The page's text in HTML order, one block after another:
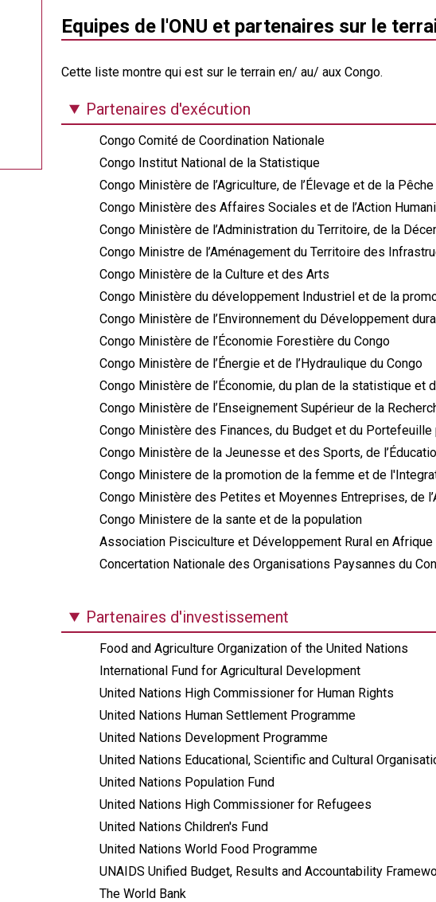
Equipes de l'ONU et partenaires sur le
Cette liste montre qui est sur le terrain en/ au/ aux Congo.
Partenaires d'exécution
Congo Comité de Coordination Nationale
Congo Institut National de la Statistique
Congo Ministère de l’Agriculture, de l’Élevage et de la Pêche
Congo Ministère des Affaires Sociales et de l’Action
Congo Ministère de l’Administration du Territoire, de la
Congo Ministre de l’Aménagement du Territoire des
Congo Ministère de la Culture et des Arts
Congo Ministère du développement Industriel et de la
Congo Ministère de l’Environnement du Développement
Congo Ministère de l’Économie Forestière du Congo
Congo Ministère de l’Énergie et de l’Hydraulique du Congo
Congo Ministère de l’Économie, du plan de la statistique et
Congo Ministère de l’Enseignement Supérieur de la
Congo Ministère des Finances, du Budget et du Portefeuille
Congo Ministère de la Jeunesse et des Sports, de
Congo Ministere de la promotion de la femme et de
Congo Ministère des Petites et Moyennes Entreprises, de
Congo Ministere de la sante et de la population
Association Pisciculture et Développement Rural en Afrique
Concertation Nationale des Organisations Paysannes du
Partenaires d'investissement
Food and Agriculture Organization of the United Nations
International Fund for Agricultural Development
United Nations High Commissioner for Human Rights
United Nations Human Settlement Programme
United Nations Development Programme
United Nations Educational, Scientific and Cultural
United Nations Population Fund
United Nations High Commissioner for Refugees
United Nations Children's Fund
United Nations World Food Programme
UNAIDS Unified Budget, Results and Accountability
The World Bank